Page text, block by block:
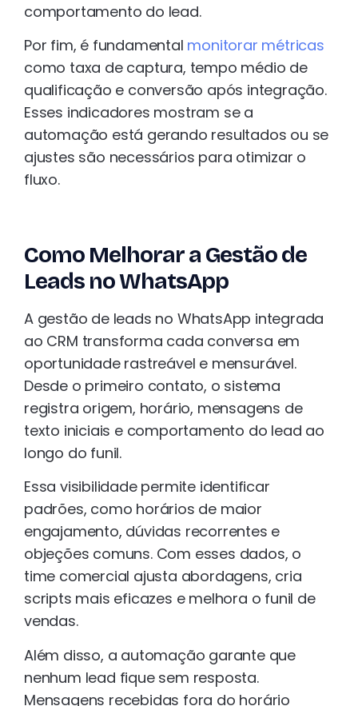
comportamento do lead.
Por fim, é fundamental monitorar métricas
como taxa de captura, tempo médio de
qualificação e conversão após integração.
Esses indicadores mostram se a
automação está gerando resultados ou se
ajustes são necessários para otimizar o
fluxo.
Como Melhorar a Gestão de
Leads no WhatsApp
A gestão de leads no WhatsApp integrada
ao CRM transforma cada conversa em
oportunidade rastreável e mensurável.
Desde o primeiro contato, o sistema
registra origem, horário, mensagens de
texto iniciais e comportamento do lead ao
longo do funil.
Essa visibilidade permite identificar
padrões, como horários de maior
engajamento, dúvidas recorrentes e
objeções comuns. Com esses dados, o
time comercial ajusta abordagens, cria
scripts mais eficazes e melhora o funil de
vendas.
Além disso, a automação garante que
nenhum lead fique sem resposta.
Mensagens recebidas fora do horário